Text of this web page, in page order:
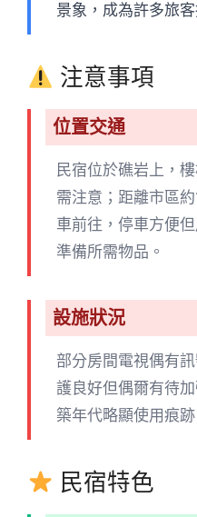
景象，成為許多旅
注意事項
位置交通
民宿位於礁岩上，
需注意；距離市區
車前往，停車方便
準備所需物品。
設施狀況
部分房間電視偶有
護良好但偶爾有待
築年代略顯使用痕跡
民宿特色